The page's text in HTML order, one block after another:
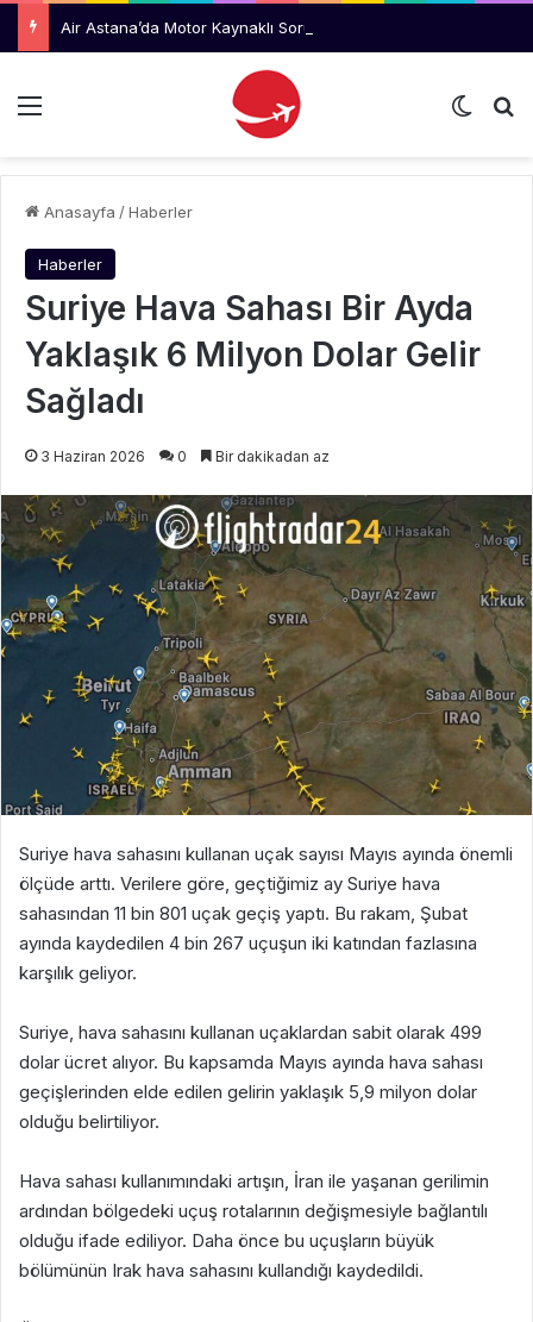
Menü Dış
Anasayfa /Haberler
Haberler
Suriye Hava Sahası Bir Ayda
Yaklaşık 6 Milyon Dolar Gelir
Sağladı
3 Haziran 2026 0 Bir dakikadan az
Suriye hava sahasını kullanan uçak sayısı Mayıs ayında önemli
ölçüde arttı. Verilere göre, geçtiğimiz ay Suriye hava
sahasından 11 bin 801 uçak geçiş yaptı. Bu rakam, Şubat
ayında kaydedilen 4 bin 267 uçuşun iki katından fazlasına
karşılık geliyor.
Suriye, hava sahasını kullanan uçaklardan sabit olarak 499
dolar ücret alıyor. Bu kapsamda Mayıs ayında hava sahası
geçişlerinden elde edilen gelirin yaklaşık 5,9 milyon dolar
olduğu belirtiliyor.
Hava sahası kullanımındaki artışın, İran ile yaşanan gerilimin
ardından bölgedeki uçuş rotalarının değişmesiyle bağlantılı
olduğu ifade ediliyor. Daha önce bu uçuşların büyük
bölümünün Irak hava sahasını kullandığı kaydedildi.